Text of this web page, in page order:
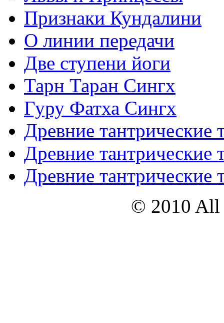
Признаки Кундалини
О линии передачи
Две ступени йоги
Тарн Таран Сингх
Гуру Фатха Сингх
Древние тантрические
Древние тантрические
Древние тантрические
© 2010 All